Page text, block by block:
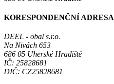
KORESPONDENČNÍ ADRESA
DEEL - obal s.r.o.
Na Nivách 653
686 05 Uherské Hradiště
IČ: 25828681
DIČ: CZ25828681